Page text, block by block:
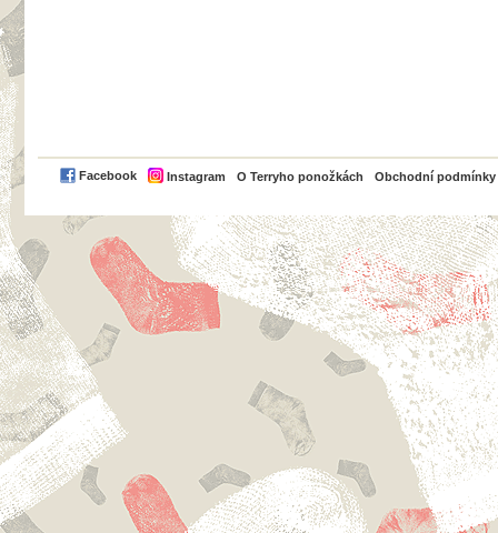
Facebook Instagram O Terryho ponožkách Obchodní podmínky
PayPal